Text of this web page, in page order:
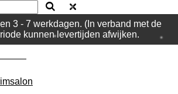
3 - 7 werkdagen. (In verband met de
kunnen levertijden afwijken.